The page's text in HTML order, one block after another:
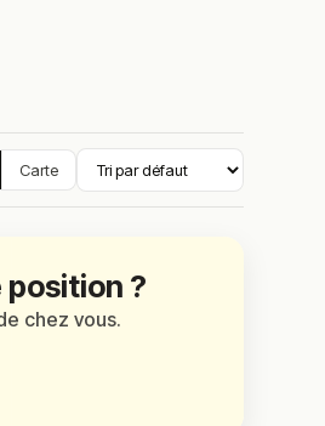
Carte
?
chez vous.